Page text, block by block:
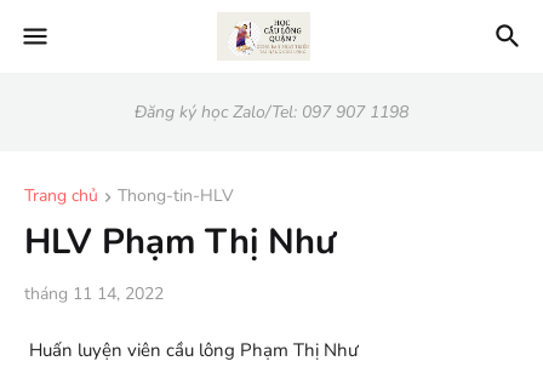
Đăng ký học Zalo/Tel: 097 907 1198
Trang chủ Thong-tin-HLV
HLV Phạm Thị Như
tháng 11 14, 2022
Huấn luyện viên cầu lông Phạm Thị Như